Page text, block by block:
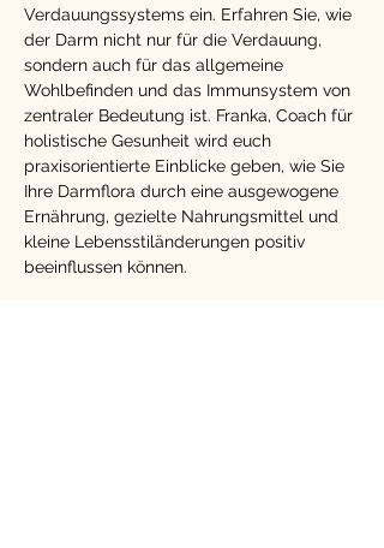
Verdauungssystems ein. Erfahren Sie, wie
der Darm nicht nur für die Verdauung,
sondern auch für das allgemeine
Wohlbefinden und das Immunsystem von
zentraler Bedeutung ist. Franka, Coach für
holistische Gesunheit wird euch
praxisorientierte Einblicke geben, wie Sie
Ihre Darmflora durch eine ausgewogene
Ernährung, gezielte Nahrungsmittel und
kleine Lebensstiländerungen positiv
beeinflussen können.